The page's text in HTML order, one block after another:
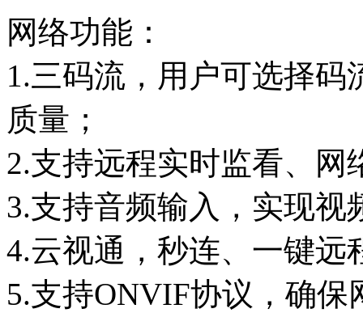
网络功能：
1.三码流，用户可选择
质量；
2.支持远程实时监看、
3.支持音频输入，实现视
4.云视通，秒连、一键远
5.支持ONVIF协议，确